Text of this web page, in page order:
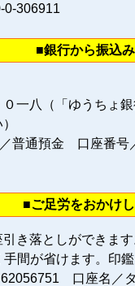
■銀行から振込
０一八（「ゆうちょ
普通預金 口座番号
■ご足労をおかけ
き落としができま
間が省けます。印
口座名／